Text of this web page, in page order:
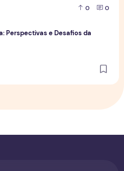
0 0
Perspectivas e Desafios da